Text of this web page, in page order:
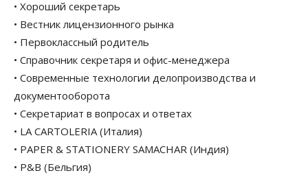
• Хороший секретарь
• Вестник лицензионного рынка
• Первоклассный родитель
• Справочник секретаря и офис-менеджера
• Современные технологии делопроизводства и
документооборота
• Секретариат в вопросах и ответах
• LA CARTOLERIA (Италия)
• PAPER & STATIONERY SAMACHAR (Индия)
• P&B (Бельгия)